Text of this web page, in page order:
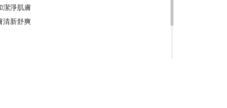
品皆為數量有限，送完為止
到滿額優惠門檻，以系統計算為準
變更或終止之權利
潔淨肌膚
清新舒爽